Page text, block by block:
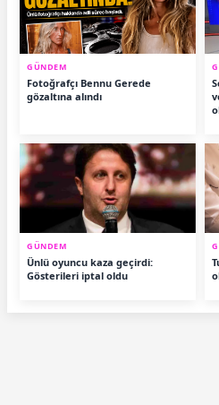
GÜNDEM
Fotoğrafçı Bennu Gerede
gözaltına alındı
GÜNDEM
Ünlü oyuncu kaza geçirdi:
Gösterileri iptal oldu